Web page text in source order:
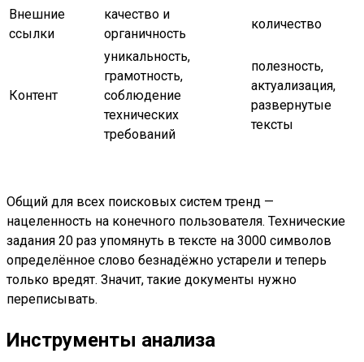
Внешние
ссылки
качество и
органичность
количество
Контент
уникальность,
грамотность,
соблюдение
технических
требований
полезность,
актуализация,
развернутые
тексты
Общий для всех поисковых систем тренд —
нацеленность на конечного пользователя. Технические
задания 20 раз упомянуть в тексте на 3000 символов
определённое слово безнадёжно устарели и теперь
только вредят. Значит, такие документы нужно
переписывать.
Инструменты анализа